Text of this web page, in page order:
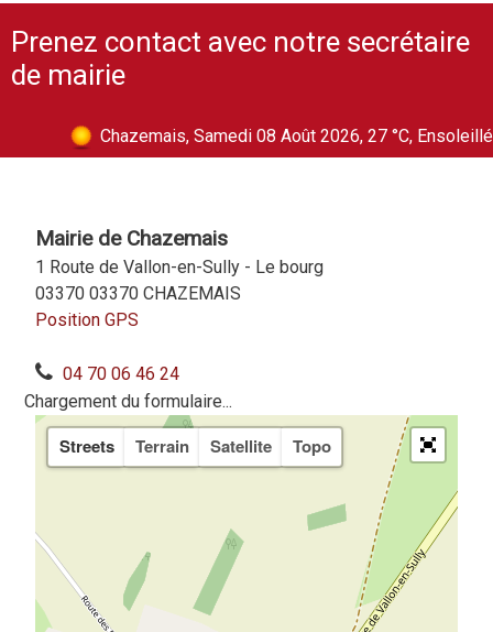
Prenez contact avec notre secrétaire
de mairie
Chazemais, Samedi 08 Août 2026, 27 °C, Ensoleillé
Mairie de Chazemais
1 Route de Vallon-en-Sully - Le bourg
03370 03370 CHAZEMAIS
Position GPS
04 70 06 46 24
Chargement du formulaire...
Streets Terrain Satellite Topo